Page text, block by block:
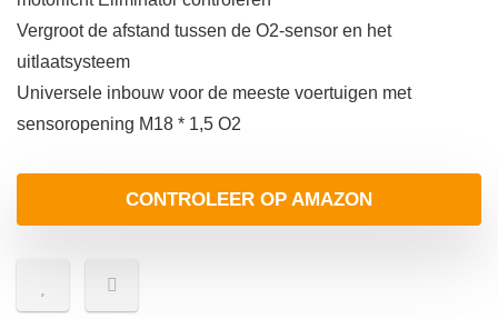
Vergroot de afstand tussen de O2-sensor en het
uitlaatsysteem
Universele inbouw voor de meeste voertuigen met
sensoropening M18 * 1,5 O2
CONTROLEER OP AMAZON